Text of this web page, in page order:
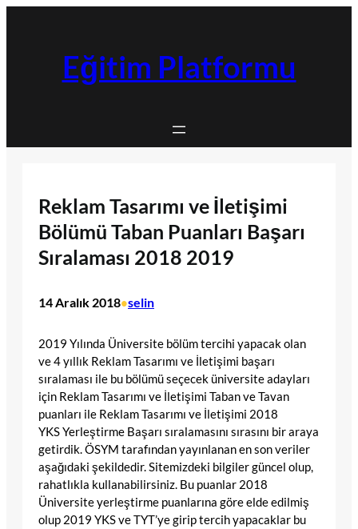
Eğitim Platformu
Reklam Tasarımı ve İletişimi
Bölümü Taban Puanları Başarı
Sıralaması 2018 2019
14 Aralık 2018•selin
2019 Yılında Üniversite bölüm tercihi yapacak olan
ve 4 yıllık Reklam Tasarımı ve İletişimi başarı
sıralaması ile bu bölümü seçecek üniversite adayları
için Reklam Tasarımı ve İletişimi Taban ve Tavan
puanları ile Reklam Tasarımı ve İletişimi 2018
YKS Yerleştirme Başarı sıralamasını sırasını bir araya
getirdik. ÖSYM tarafından yayınlanan en son veriler
aşağıdaki şekildedir. Sitemizdeki bilgiler güncel olup,
rahatlıkla kullanabilirsiniz. Bu puanlar 2018
Üniversite yerleştirme puanlarına göre elde edilmiş
olup 2019 YKS ve TYT’ye girip tercih yapacaklar bu